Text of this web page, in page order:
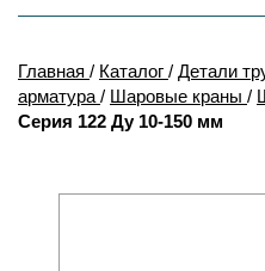
Главная / Каталог / Детали
арматура / Шаровые краны /
Серия 122 Ду 10-150 мм